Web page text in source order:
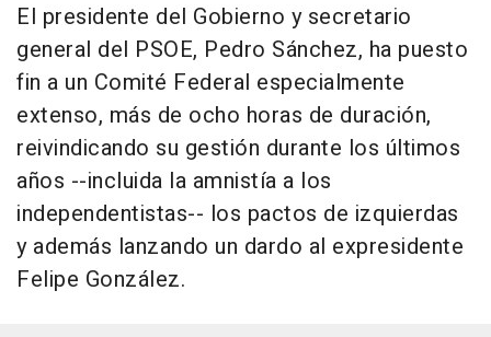
El presidente del Gobierno y secretario
general del PSOE, Pedro Sánchez, ha puesto
fin a un Comité Federal especialmente
extenso, más de ocho horas de duración,
reivindicando su gestión durante los últimos
años --incluida la amnistía a los
independentistas-- los pactos de izquierdas
y además lanzando un dardo al expresidente
Felipe González.